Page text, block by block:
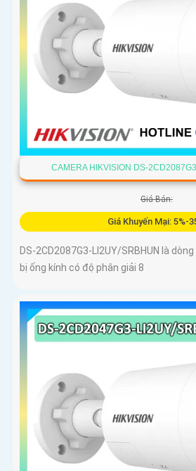
CAMERA HIKVISION DS-
Giá Bán:
Giá Khuyến Mại: 5%-
DS-2CD2087G3-LI2UY/SRBHUN là
bị ống kính có độ phân giải 8